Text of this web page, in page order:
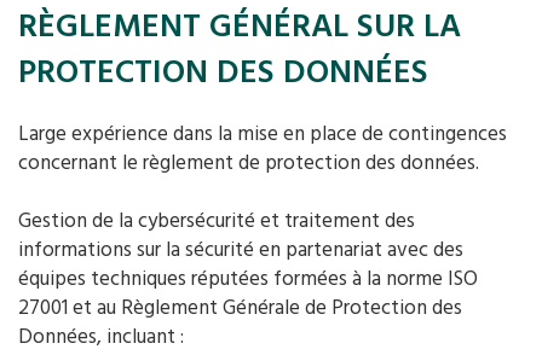
RÈGLEMENT GÉNÉRAL SUR LA
PROTECTION DES DONNÉES
Large expérience dans la mise en place de contingences
concernant le règlement de protection des données.
Gestion de la cybersécurité et traitement des
informations sur la sécurité en partenariat avec des
équipes techniques réputées formées à la norme ISO
27001 et au Règlement Générale de Protection des
Données, incluant :